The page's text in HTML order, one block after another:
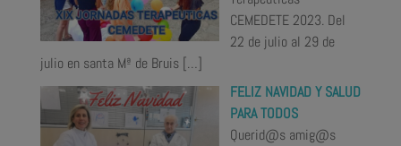
CEMEDETE 2023. Del
22 de julio al 29 de
julio en santa Mª de Bruis […]
FELIZ NAVIDAD Y SALUD
PARA TODOS
Querid@s amig@s